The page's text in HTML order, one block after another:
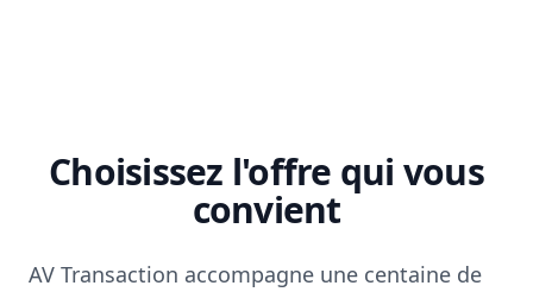
Choisissez l'offre qui vous
convient
AV Transaction accompagne une centaine de